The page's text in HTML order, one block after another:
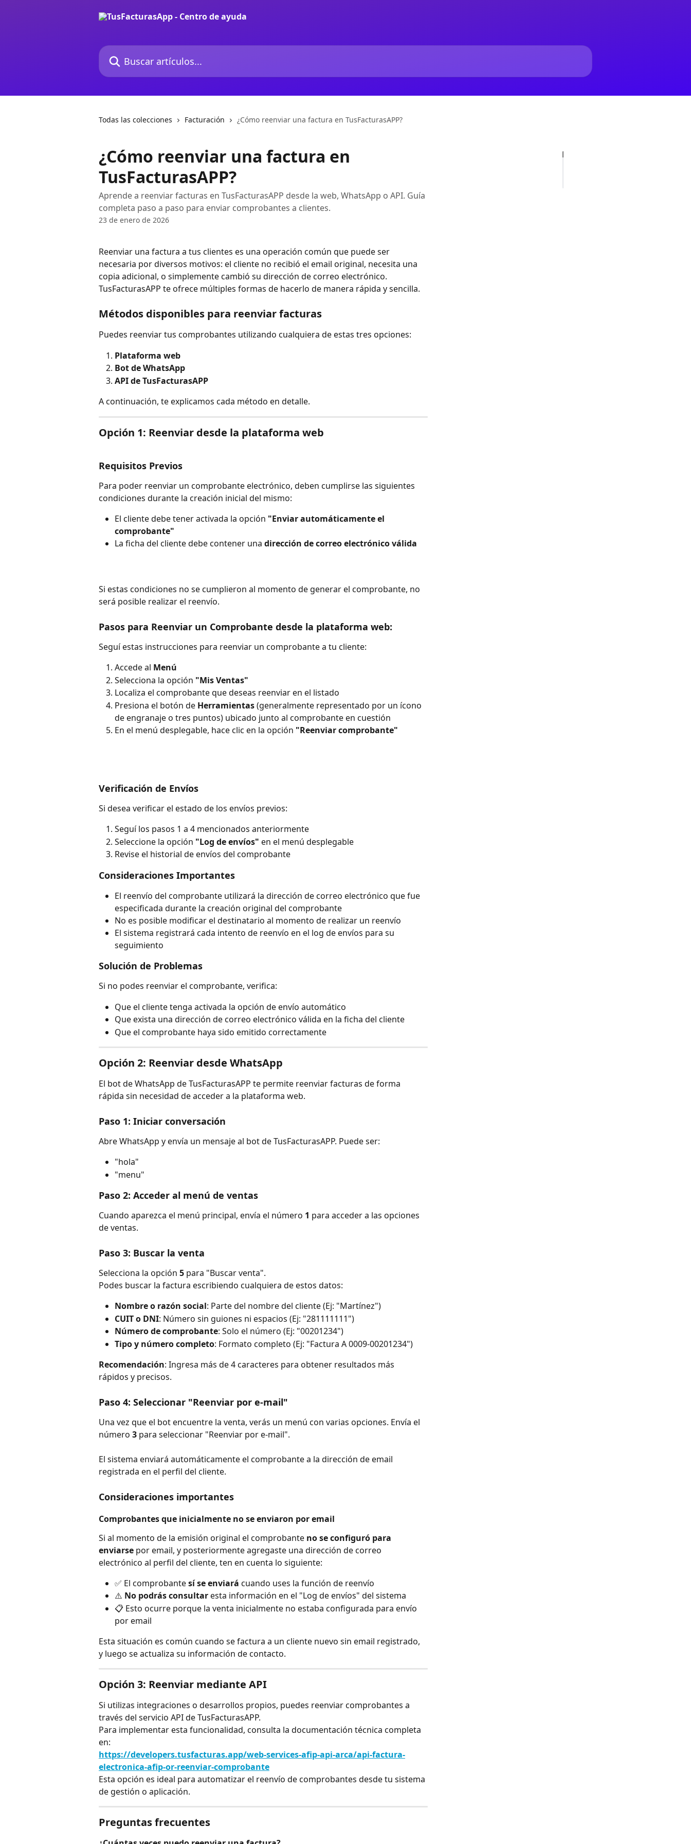
Buscar artículos...
Todas las colecciones Facturación ¿Cómo reenviar una factura en TusFacturasAPP?
¿Cómo reenviar una factura en
TusFacturasAPP?
Aprende a reenviar facturas en TusFacturasAPP desde la web, WhatsApp o API. Guía
completa paso a paso para enviar comprobantes a clientes.
23 de enero de 2026
Reenviar una factura a tus clientes es una operación común que puede ser
necesaria por diversos motivos: el cliente no recibió el email original, necesita una
copia adicional, o simplemente cambió su dirección de correo electrónico.
TusFacturasAPP te ofrece múltiples formas de hacerlo de manera rápida y sencilla.
Métodos disponibles para reenviar facturas
Puedes reenviar tus comprobantes utilizando cualquiera de estas tres opciones:
Plataforma web
Bot de WhatsApp
API de TusFacturasAPP
A continuación, te explicamos cada método en detalle.
Opción 1: Reenviar desde la plataforma web
Requisitos Previos
Para poder reenviar un comprobante electrónico, deben cumplirse las siguientes
condiciones durante la creación inicial del mismo:
El cliente debe tener activada la opción "Enviar automáticamente el
comprobante"
La ficha del cliente debe contener una dirección de correo electrónico válida
Si estas condiciones no se cumplieron al momento de generar el comprobante, no
será posible realizar el reenvío.
Pasos para Reenviar un Comprobante desde la plataforma web:
Seguí estas instrucciones para reenviar un comprobante a tu cliente:
Accede al Menú
Selecciona la opción "Mis Ventas"
Localiza el comprobante que deseas reenviar en el listado
Presiona el botón de Herramientas (generalmente representado por un ícono
de engranaje o tres puntos) ubicado junto al comprobante en cuestión
En el menú desplegable, hace clic en la opción "Reenviar comprobante"
Verificación de Envíos
Si desea verificar el estado de los envíos previos:
Seguí los pasos 1 a 4 mencionados anteriormente
Seleccione la opción "Log de envíos" en el menú desplegable
Revise el historial de envíos del comprobante
Consideraciones Importantes
El reenvío del comprobante utilizará la dirección de correo electrónico que fue
especificada durante la creación original del comprobante
No es posible modificar el destinatario al momento de realizar un reenvío
El sistema registrará cada intento de reenvío en el log de envíos para su
seguimiento
Solución de Problemas
Si no podes reenviar el comprobante, verifica:
Que el cliente tenga activada la opción de envío automático
Que exista una dirección de correo electrónico válida en la ficha del cliente
Que el comprobante haya sido emitido correctamente
Opción 2: Reenviar desde WhatsApp
El bot de WhatsApp de TusFacturasAPP te permite reenviar facturas de forma
rápida sin necesidad de acceder a la plataforma web.
Paso 1: Iniciar conversación
Abre WhatsApp y envía un mensaje al bot de TusFacturasAPP. Puede ser:
"hola"
"menu"
Paso 2: Acceder al menú de ventas
Cuando aparezca el menú principal, envía el número 1 para acceder a las opciones
de ventas.
Paso 3: Buscar la venta
Selecciona la opción 5 para "Buscar venta".
Podes buscar la factura escribiendo cualquiera de estos datos:
Nombre o razón social: Parte del nombre del cliente (Ej: "Martínez")
CUIT o DNI: Número sin guiones ni espacios (Ej: "281111111")
Número de comprobante: Solo el número (Ej: "00201234")
Tipo y número completo: Formato completo (Ej: "Factura A 0009-00201234")
Recomendación: Ingresa más de 4 caracteres para obtener resultados más
rápidos y precisos.
Paso 4: Seleccionar "Reenviar por e-mail"
Una vez que el bot encuentre la venta, verás un menú con varias opciones. Envía el
número 3 para seleccionar "Reenviar por e-mail".
El sistema enviará automáticamente el comprobante a la dirección de email
registrada en el perfil del cliente.
Consideraciones importantes
Comprobantes que inicialmente no se enviaron por email
Si al momento de la emisión original el comprobante no se configuró para
enviarse por email, y posteriormente agregaste una dirección de correo
electrónico al perfil del cliente, ten en cuenta lo siguiente:
✅ El comprobante sí se enviará cuando uses la función de reenvío
⚠️ No podrás consultar esta información en el "Log de envíos" del sistema
📋 Esto ocurre porque la venta inicialmente no estaba configurada para envío
por email
Esta situación es común cuando se factura a un cliente nuevo sin email registrado,
y luego se actualiza su información de contacto.
Opción 3: Reenviar mediante API
Si utilizas integraciones o desarrollos propios, puedes reenviar comprobantes a
través del servicio API de TusFacturasAPP.
Para implementar esta funcionalidad, consulta la documentación técnica completa
en:
https://developers.tusfacturas.app/web-services-afip-api-arca/api-factura-
electronica-afip-or-reenviar-comprobante
Esta opción es ideal para automatizar el reenvío de comprobantes desde tu sistema
de gestión o aplicación.
Preguntas frecuentes